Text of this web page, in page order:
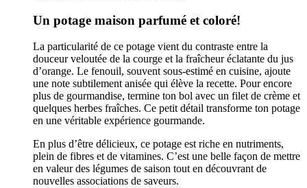
Un potage maison parfumé et coloré!
La particularité de ce potage vient du contraste entre la
douceur veloutée de la courge et la fraîcheur éclatante du jus
d’orange. Le fenouil, souvent sous-estimé en cuisine, ajoute
une note subtilement anisée qui élève la recette. Pour encore
plus de gourmandise, termine ton bol avec un filet de crème et
quelques herbes fraîches. Ce petit détail transforme ton potage
en une véritable expérience gourmande.
En plus d’être délicieux, ce potage est riche en nutriments,
plein de fibres et de vitamines. C’est une belle façon de mettre
en valeur des légumes de saison tout en découvrant de
nouvelles associations de saveurs.